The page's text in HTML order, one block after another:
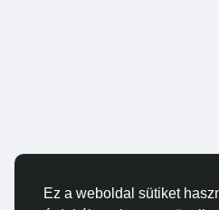
Ez a weboldal sütiket